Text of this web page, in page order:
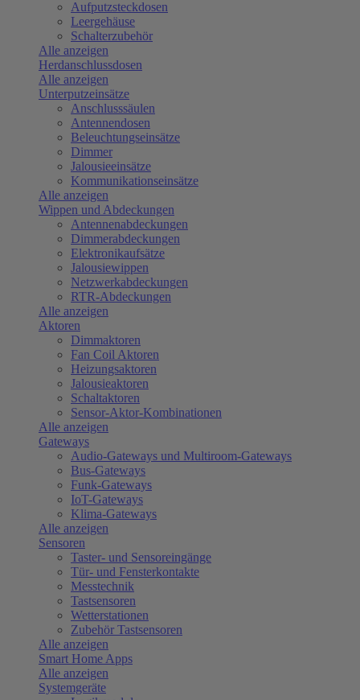
Aufputzsteckdosen
Leergehäuse
Schalterzubehör
Alle anzeigen
Herdanschlussdosen
Alle anzeigen
Unterputzeinsätze
Anschlusssäulen
Antennendosen
Beleuchtungseinsätze
Dimmer
Jalousieeinsätze
Kommunikationseinsätze
Alle anzeigen
Wippen und Abdeckungen
Antennenabdeckungen
Dimmerabdeckungen
Elektronikaufsätze
Jalousiewippen
Netzwerkabdeckungen
RTR-Abdeckungen
Alle anzeigen
Aktoren
Dimmaktoren
Fan Coil Aktoren
Heizungsaktoren
Jalousieaktoren
Schaltaktoren
Sensor-Aktor-Kombinationen
Alle anzeigen
Gateways
Audio-Gateways und Multiroom-Gateways
Bus-Gateways
Funk-Gateways
IoT-Gateways
Klima-Gateways
Alle anzeigen
Sensoren
Taster- und Sensoreingänge
Tür- und Fensterkontakte
Messtechnik
Tastsensoren
Wetterstationen
Zubehör Tastsensoren
Alle anzeigen
Smart Home Apps
Alle anzeigen
Systemgeräte